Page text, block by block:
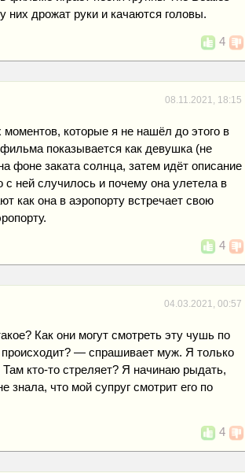
них дрожат руки и качаются головы.
4
08.11.2021, 18:15
которые я не нашёл до этого в
показывается как девушка (не
фоне заката солнца, затем идёт описание
с ней случилось и почему она улетела в
как она в аэропорту встречает свою
4
04.03.2021, 00:57
Как они могут смотреть эту чушь по
— спрашивает муж. Я только
кто-то стреляет? Я начинаю рыдать,
знала, что мой супруг смотрит его по
4